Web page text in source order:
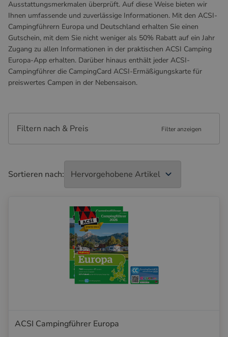
Ausstattungsmerkmalen überprüft. Auf diese Weise bieten wir
Ihnen umfassende und zuverlässige Informationen. Mit den ACSI-
Campingführern Europa und Deutschland erhalten Sie einen
Gutschein, mit dem Sie nicht weniger als 50% Rabatt auf ein Jahr
Zugang zu allen Informationen in der praktischen ACSI Camping
Europa-App erhalten. Darüber hinaus enthält jeder ACSI-
Campingführer die CampingCard ACSI-Ermäßigungskarte für
preiswertes Campen in der Nebensaison.
Filtern nach & Preis Filter anzeigen
Sortieren nach:
ACSI Campingführer Europa